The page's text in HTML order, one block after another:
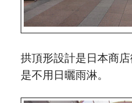
拱頂形設計是日本商
是不用日曬雨淋。